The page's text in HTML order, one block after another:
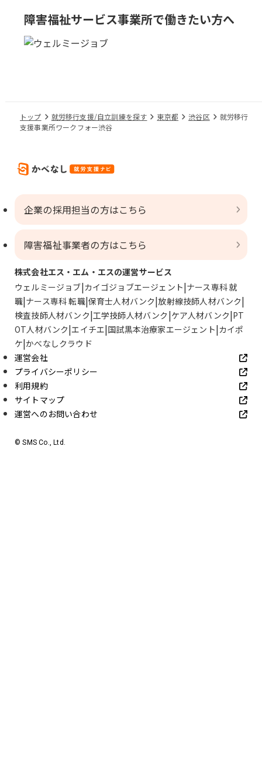
障害福祉サービス事業所で働きたい方へ
トップ 就労移行支援/自立訓練を探す 東京都 渋谷区
就労移行
支援事業所ワークフォー渋谷
企業の採用担当の方はこちら
障害福祉事業者の方はこちら
株式会社エス・エム・エスの運営サービス
ウェルミージョブ カイゴジョブエージェント ナース専科 就
職 ナース専科 転職 保育士人材バンク 放射線技師人材バンク
検査技師人材バンク 工学技師人材バンク ケア人材バンク PT
OT人材バンク エイチエ 国試黒本治療家エージェント カイポ
ケ かべなしクラウド
運営会社
プライバシーポリシー
利用規約
サイトマップ
運営へのお問い合わせ
© SMS Co., Ltd.